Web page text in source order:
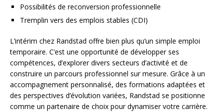
Possibilités de reconversion professionnelle
Tremplin vers des emplois stables (CDI)
L’intérim chez Randstad offre bien plus qu’un simple emploi
temporaire. C’est une opportunité de développer ses
compétences, d’explorer divers secteurs d’activité et de
construire un parcours professionnel sur mesure. Grâce à un
accompagnement personnalisé, des formations adaptées et
des perspectives d’évolution variées, Randstad se positionne
comme un partenaire de choix pour dynamiser votre carrière.